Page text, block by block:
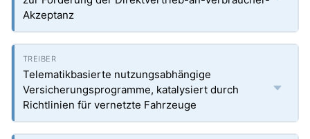
Akzeptanz
Telematikbasierte nutzungsabhängige
Versicherungsprogramme, katalysiert durch
Richtlinien für vernetzte Fahrzeuge